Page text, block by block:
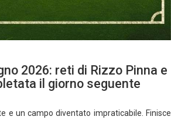
2026: reti di Rizzo Pinna e
il giorno seguente
e un campo diventato impraticabile. Finisce